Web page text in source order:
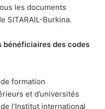
les documents
SITARAIL-Burkina.
bénéficiaires des codes
formation
et d’universités
l’Institut international